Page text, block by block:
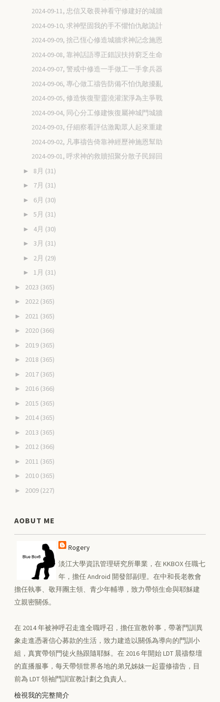
2024-09-11, 忠信又敬畏神看守修建好的城牆
2024-09-10, 求神堅固我的手不懼怕仇敵詭計
2024-09-09, 捨己恆心修造城牆求神記念施恩
2024-09-08, 靠神話語導正錯誤扶持窮乏生命
2024-09-07, 警戒中修造一手做工一手拿兵器
2024-09-06, 專心做工禱告防備不怕仇敵擾亂
2024-09-05, 修造恢復聖靈澆灌潔淨為主爭戰
2024-09-04, 同心分工修建恢復屬神城門城牆
2024-09-03, 仔細察看評估激勵眾人起來重建
2024-09-02, 凡事禱告倚靠神經歷神施恩幫助
2024-09-01, 呼求神的救贖招聚分散子民歸回
► 8月 (31)
► 7月 (31)
► 6月 (30)
► 5月 (31)
► 4月 (30)
► 3月 (31)
► 2月 (29)
► 1月 (31)
► 2023 (365)
► 2022 (365)
► 2021 (365)
► 2020 (366)
► 2019 (365)
► 2018 (365)
► 2017 (365)
► 2016 (366)
► 2015 (365)
► 2014 (365)
► 2013 (365)
► 2012 (366)
► 2011 (365)
► 2010 (365)
► 2009 (227)
AOBUT ME
Rogery
淡江大學資訊管理研究所畢業，在 KKBOX 任職七
年，擔任 Android 開發部副理。在中和長老教會
擔任執事、敬拜團主領、青少年輔導，致力帶領生命與耶穌建
立親密關係。
在 2014 年被神呼召走進全職呼召，擔任宣教幹事，帶著門訓異
象走進憑著信心募款的生活，致力建造以關係為導向的門訓小
組，真實帶領門徒火熱跟隨耶穌。在 2016 年開始 LDT 晨禱祭壇
的直播服事，每天帶領世界各地的弟兄姊妹一起靈修禱告，目
前為 LDT 領袖門訓宣教計劃之負責人。
檢視我的完整簡介